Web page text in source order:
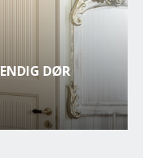
DØR